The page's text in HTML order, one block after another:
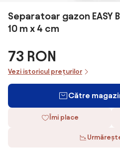
Separatoar gazon EASY
10 m x 4 cm
73 RON
Vezi istoricul prețurilor
Către
Îmi place